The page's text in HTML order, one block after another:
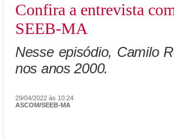
Confira a entrevista
SEEB-MA
Nesse episódio, Camilo
nos anos 2000.
29/04/2022 às 10:24
ASCOM/SEEB-MA